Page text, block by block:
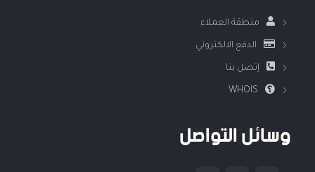
منطقة العملاء
الدفع الالكتروني
إتصل بنا
WHOIS
وسائل التواصل